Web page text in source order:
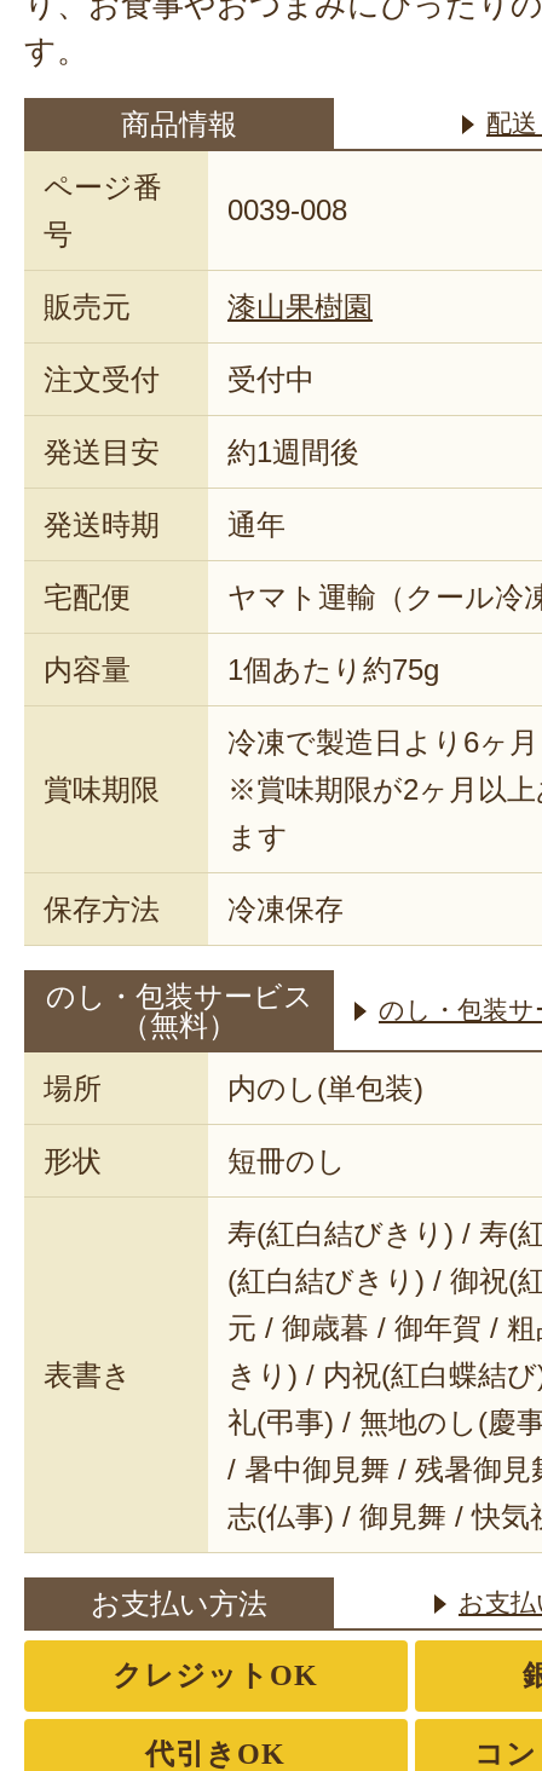
す。
商品情報 配
ページ番
号
0039-008
販売元 漆山果樹園
注文受付 受付中
発送目安 約1週間後
発送時期 通年
宅配便 ヤマト運輸（クール冷
内容量 1個あたり約75g
賞味期限
冷凍で製造日より6ヶ月
※賞味期限が2ヶ月以
ます
保存方法 冷凍保存
のし・包装サービス
（無料）
のし・包装
場所 内のし(単包装)
形状 短冊のし
表書き
寿(紅白結びきり) / 寿(
(紅白結びきり) / 御祝(
元 / 御歳暮 / 御年賀 /
きり) / 内祝(紅白蝶結
礼(弔事) / 無地のし(慶
/ 暑中御見舞 / 残暑御
志(仏事) / 御見舞 / 快気
お支払い方法 お支
クレジットOK
代引きOK コ